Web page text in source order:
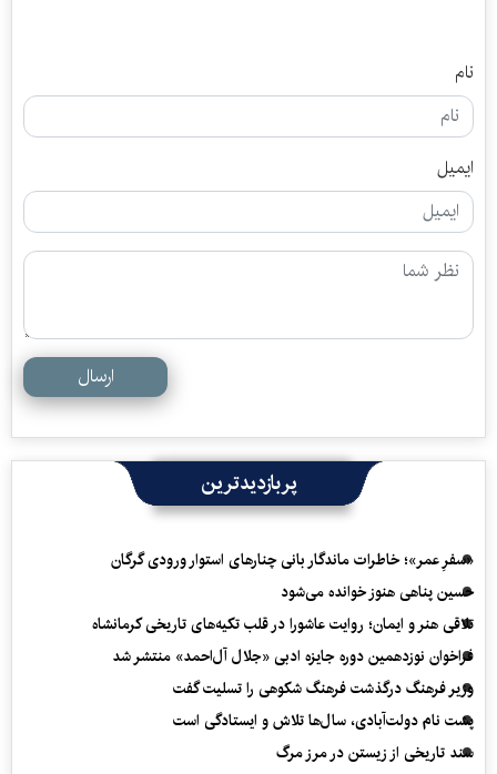
نام
ایمیل
ارسال
پربازدیدترین
«سفرِ عمر»؛ خاطرات ماندگار بانی چنارهای استوار ورودی گرگان
حسین پناهی هنوز خوانده می‌شود
تلاقی هنر و ایمان؛ روایت عاشورا در قلب تکیه‌های تاریخی کرمانشاه
فراخوان نوزدهمین دوره جایزه ادبی «جلال آل‌احمد» منتشر شد
وزیر فرهنگ درگذشت فرهنگ شکوهی را تسلیت گفت
پشت نام دولت‌آبادی، سال‌ها تلاش و ایستادگی است
سند تاریخی از زیستن در مرز مرگ